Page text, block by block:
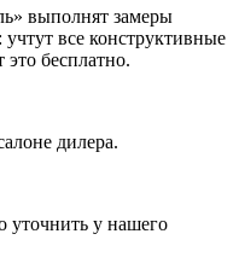
выполнят замеры
все конструктивные
это бесплатно.
дилера.
уточнить у нашего